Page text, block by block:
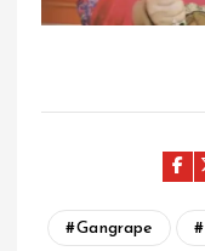
Gangrape